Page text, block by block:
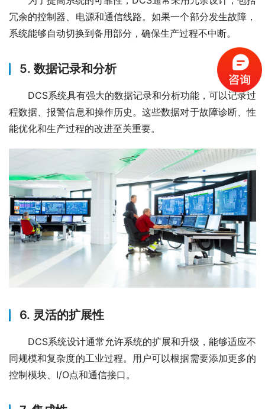
冗余的控制器、电源和通信线路。如果一个部分发生故障，
系统能够自动切换到备用部分，确保生产过程不中断。
5. 数据记录和分析
DCS系统具有强大的数据记录和分析功能，可以记录过
程数据、报警信息和操作历史。这些数据对于故障诊断、性
能优化和生产过程的改进至关重要。
6. 灵活的扩展性
DCS系统设计通常允许系统的扩展和升级，能够适应不
同规模和复杂度的工业过程。用户可以根据需要添加更多的
控制模块、I/O点和通信接口。